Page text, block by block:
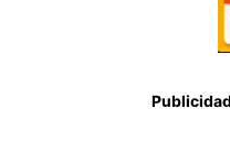
Publicidad